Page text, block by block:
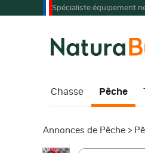
Spécialiste équipement
Chasse Pêche
Annonces de Pêche >